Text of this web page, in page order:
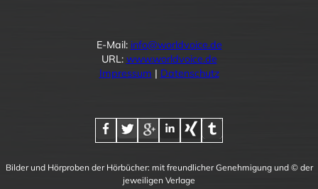
E-Mail: info@worldvoice.de
URL: www.worldvoice.de
Impressum | Datenschutz
Bilder und Hörproben der Hörbücher: mit freundlicher Genehmigung und © der
jeweiligen Verlage